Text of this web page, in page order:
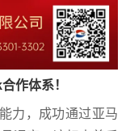
作体系！
力，成功通过亚马